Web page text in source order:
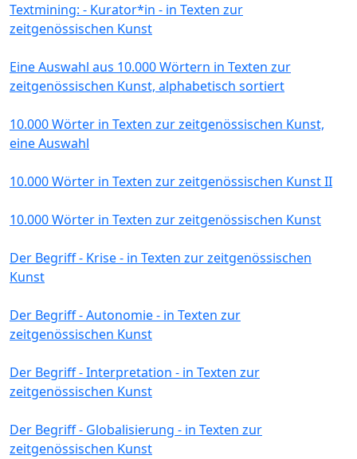
Textmining: - Kurator*in - in Texten zur
zeitgenössischen Kunst
Eine Auswahl aus 10.000 Wörtern in Texten zur
zeitgenössischen Kunst, alphabetisch sortiert
10.000 Wörter in Texten zur zeitgenössischen Kunst,
eine Auswahl
10.000 Wörter in Texten zur zeitgenössischen Kunst II
10.000 Wörter in Texten zur zeitgenössischen Kunst
Der Begriff - Krise - in Texten zur zeitgenössischen
Kunst
Der Begriff - Autonomie - in Texten zur
zeitgenössischen Kunst
Der Begriff - Interpretation - in Texten zur
zeitgenössischen Kunst
Der Begriff - Globalisierung - in Texten zur
zeitgenössischen Kunst